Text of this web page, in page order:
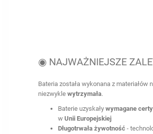
◉ NAJWAŻNIEJSZE
Bateria została wykonana z
niezwykle wytrzymała.
Baterie uzyskały wymagane
w Unii Europejskiej
Długotrwała żywotność-